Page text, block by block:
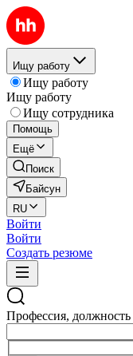
Ищу работу
Ищу работу
Ищу работу
Ищу сотрудника
Помощь
Ещё
Поиск
Байсун
RU
Войти
Войти
Создать резюме
Профессия,